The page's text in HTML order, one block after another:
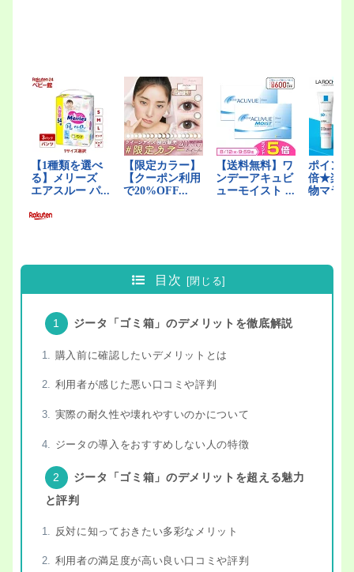
目次
ジータ「ゴミ箱」のデメリットを徹底解説
購入前に確認したいデメリットとは
利用者が感じた悪い口コミや評判
実際の耐久性や壊れやすいのかについて
ジータの導入をおすすめしない人の特徴
ジータ「ゴミ箱」のデメリットを超える魅力
と評判
反対に知っておきたい多彩なメリット
利用者の満足度が高い良い口コミや評判